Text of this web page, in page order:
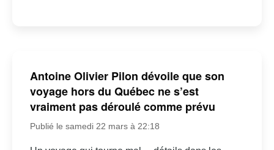
Antoine Olivier Pilon dévoile que son
voyage hors du Québec ne s’est
vraiment pas déroulé comme prévu
Publié le samedi 22 mars à 22:18